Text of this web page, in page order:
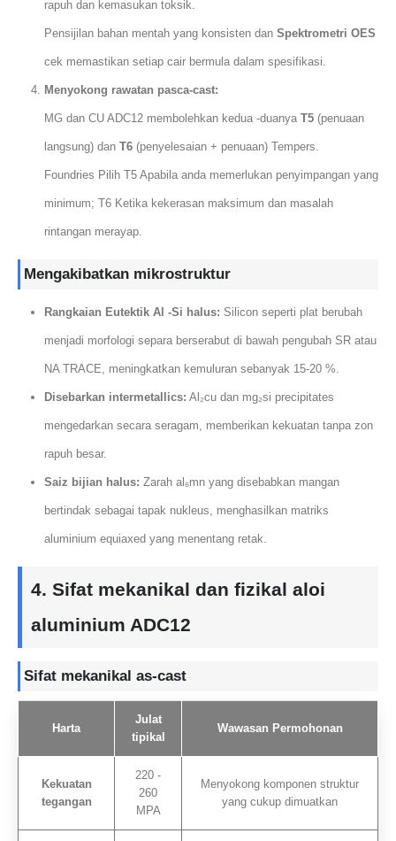
rapuh dan kemasukan toksik.
Pensijilan bahan mentah yang konsisten dan Spektrometri OES
cek memastikan setiap cair bermula dalam spesifikasi.
Menyokong rawatan pasca-cast:
MG dan CU ADC12 membolehkan kedua -duanya T5(penuaan
langsung) dan T6(penyelesaian + penuaan) Tempers.
Foundries Pilih T5 Apabila anda memerlukan penyimpangan yang
minimum; T6 Ketika kekerasan maksimum dan masalah
rintangan merayap.
Mengakibatkan mikrostruktur
Rangkaian Eutektik Al -Si halus: Silicon seperti plat berubah
menjadi morfologi separa berserabut di bawah pengubah SR atau
NA TRACE, meningkatkan kemuluran sebanyak 15-20 %.
Disebarkan intermetallics: Al₂cu dan mg₂si precipitates
mengedarkan secara seragam, memberikan kekuatan tanpa zon
rapuh besar.
Saiz bijian halus: Zarah al₆mn yang disebabkan mangan
bertindak sebagai tapak nukleus, menghasilkan matriks
aluminium equiaxed yang menentang retak.
4. Sifat mekanikal dan fizikal aloi
aluminium ADC12
Sifat mekanikal as-cast
Harta
Julat
tipikal
Wawasan Permohonan
Kekuatan
tegangan
220 -
260
MPA
Menyokong komponen struktur
yang cukup dimuatkan